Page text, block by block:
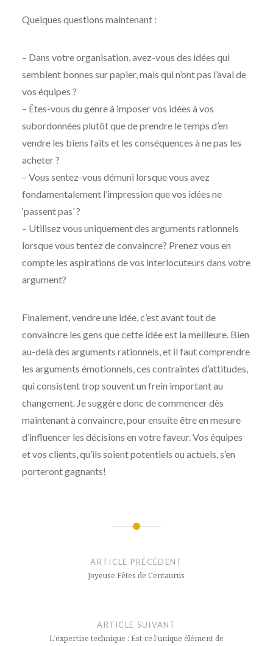
Quelques questions maintenant :
– Dans votre organisation, avez-vous des idées qui
semblent bonnes sur papier, mais qui n’ont pas l’aval de
vos équipes ?
– Êtes-vous du genre à imposer vos idées à vos
subordonnées plutôt que de prendre le temps d’en
vendre les biens faits et les conséquences à ne pas les
acheter ?
– Vous sentez-vous démuni lorsque vous avez
fondamentalement l’impression que vos idées ne
‘passent pas’ ?
– Utilisez vous uniquement des arguments rationnels
lorsque vous tentez de convaincre? Prenez vous en
compte les aspirations de vos interlocuteurs dans votre
argument?
Finalement, vendre une idée, c’est avant tout de
convaincre les gens que cette idée est la meilleure. Bien
au-delà des arguments rationnels, et il faut comprendre
les arguments émotionnels, ces contraintes d’attitudes,
qui consistent trop souvent un frein important au
changement. Je suggère donc de commencer dès
maintenant à convaincre, pour ensuite être en mesure
d’influencer les décisions en votre faveur. Vos équipes
et vos clients, qu’ils soient potentiels ou actuels, s’en
porteront gagnants!
ARTICLE PRÉCÉDENT
Joyeuse Fêtes de Centaurus
ARTICLE SUIVANT
L’expertise technique : Est-ce l’unique élément de